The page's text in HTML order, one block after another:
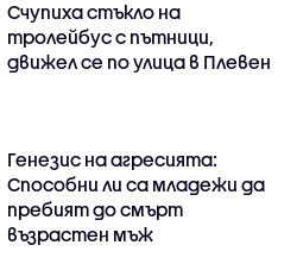
Счупиха стъкло на
тролейбус с пътници,
движел се по улица в Плевен
Генезис на агресията:
Способни ли са младежи да
пребият до смърт
възрастен мъж